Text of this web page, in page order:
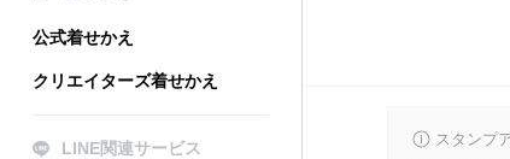
公式着せかえ
クリエイターズ着せかえ
LINE関連サービス
スタンプ